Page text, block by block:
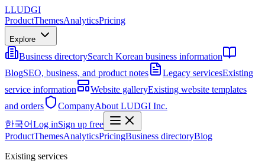
LLUDGI
ProductThemesAnalyticsPricing
Explore
Business directorySearch Korean business information
BlogSEO, business, and product notes Legacy servicesExisting
service information
Website galleryExisting website templates
and orders
CompanyAbout LUDGI Inc.
한국어Log inSign up free
ProductThemesAnalyticsPricingBusiness directoryBlog
Existing services